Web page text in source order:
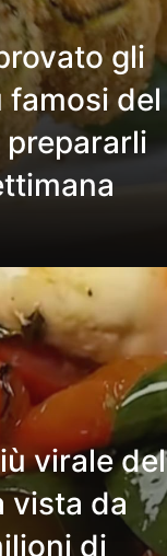
gli
famosi del
virale del
vista da
di